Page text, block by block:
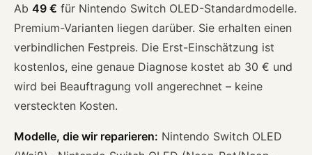
Ab 49 € für Nintendo Switch OLED-Standardmodelle.
Premium-Varianten liegen darüber. Sie erhalten einen
verbindlichen Festpreis. Die Erst-Einschätzung ist
kostenlos, eine genaue Diagnose kostet ab 30 € und
wird bei Beauftragung voll angerechnet – keine
versteckten Kosten.
Modelle, die wir reparieren: Nintendo Switch OLED